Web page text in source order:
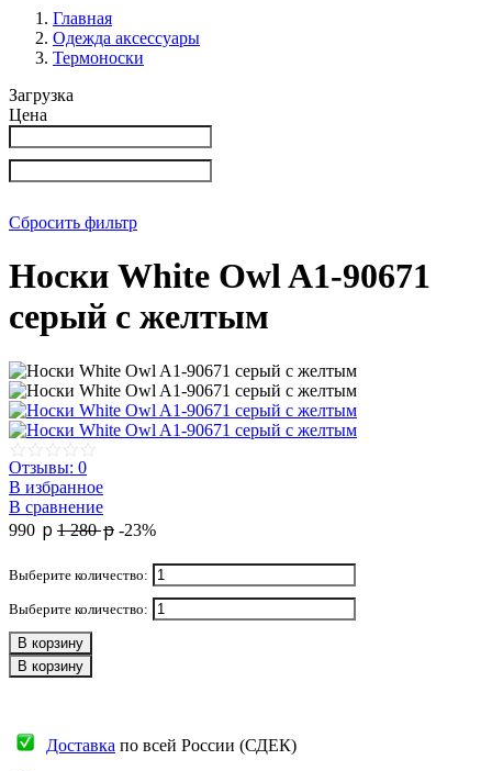
Главная
Одежда аксессуары
Термоноски
Загрузка
Цена
Сбросить фильтр
Носки White Owl A1-90671
серый с желтым
Отзывы: 0
В избранное
В сравнение
990 p 1 280 p -23%
Выберите количество:
Выберите количество:
В корзину
В корзину
Доставка по всей России (СДЕК)